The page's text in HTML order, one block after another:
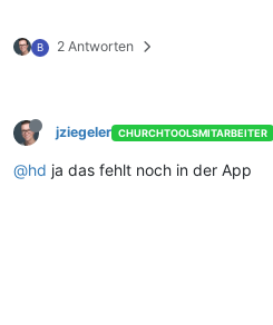
B 2 Antworten
jziegeler CHURCHTOOLSMITARBEITER
@hd ja das fehlt noch in der App